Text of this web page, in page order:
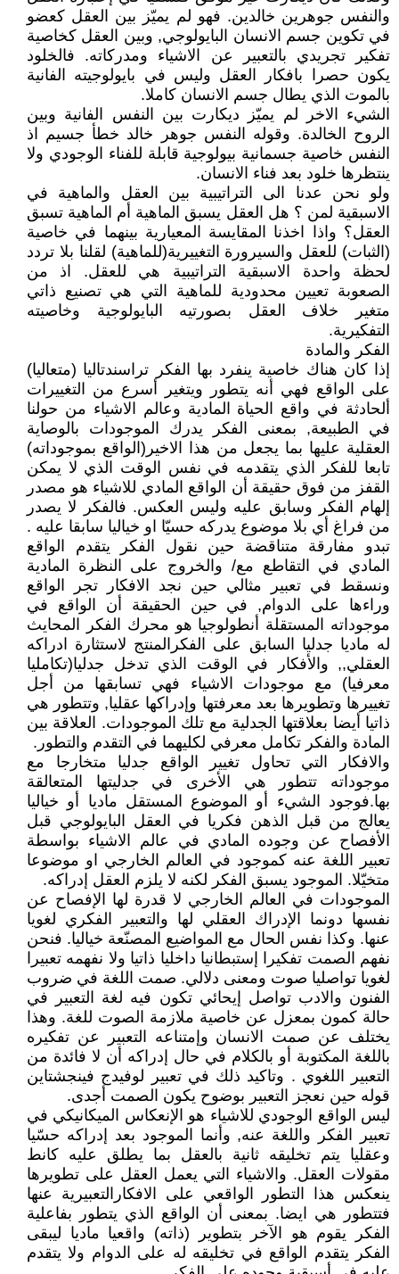
والنفس جوهرين خالدين. فهو لم يميّز بين العقل كعضو
في تكوين جسم الانسان البايولوجي, وبين العقل كخاصية
تفكير تجريدي بالتعبير عن الاشياء ومدركاته. فالخلود
يكون حصرا بافكار العقل وليس في بايولوجيته الفانية
بالموت الذي يطال جسم الانسان كاملا.
الشيء الاخر لم يميّز ديكارت بين النفس الفانية وبين
الروح الخالدة. وقوله النفس جوهر خالد خطأ جسيم اذ
النفس خاصية جسمانية بيولوجية قابلة للفناء الوجودي ولا
ينتظرها خلود بعد فناء الانسان.
ولو نحن عدنا الى التراتيبية بين العقل والماهية في
الاسبقية لمن ؟ هل العقل يسبق الماهية أم الماهية تسبق
العقل؟ واذا اخذنا المقايسة المعيارية بينهما في خاصية
(الثبات) للعقل والسيرورة التغييرية(للماهية) لقلنا بلا تردد
لحظة واحدة الاسبقية التراتيبية هي للعقل. اذ من
الصعوبة تعيين محدودية للماهية التي هي تصنيع ذاتي
متغير خلاف العقل بصورتيه البايولوجية وخاصيته
التفكيرية.
الفكر والمادة
إذا كان هناك خاصية ينفرد بها الفكر تراسندتاليا (متعاليا)
على الواقع فهي أنه يتطور ويتغير أسرع من التغييرات
ألحادثة في واقع الحياة المادية وعالم الاشياء من حولنا
في الطبيعة, بمعنى الفكر يدرك الموجودات بالوصاية
العقلية عليها بما يجعل من هذا الاخير(الواقع بموجوداته)
تابعا للفكر الذي يتقدمه في نفس الوقت الذي لا يمكن
القفز من فوق حقيقة أن الواقع المادي للاشياء هو مصدر
إلهام الفكر وسابق عليه وليس العكس. فالفكر لا يصدر
من فراغ أي بلا موضوع يدركه حسيّا او خياليا سابقا عليه .
تبدو مفارقة متناقضة حين نقول الفكر يتقدم الواقع
المادي في التقاطع مع/ والخروج على النظرة المادية
ونسقط في تعبير مثالي حين نجد الافكار تجر الواقع
وراءها على الدوام, في حين الحقيقة أن الواقع في
موجوداته المستقلة أنطولوجيا هو محرك الفكر المحايث
له ماديا جدليا السابق على الفكرالمنتج لاستثارة ادراكه
العقلي,, والأفكار في الوقت الذي تدخل جدليا(تكامليا
معرفيا) مع موجودات الاشياء فهي تسابقها من أجل
تغييرها وتطويرها بعد معرفتها وإدراكها عقليا, وتتطور هي
ذاتيا أيضا بعلاقتها الجدلية مع تلك الموجودات. العلاقة بين
المادة والفكر تكامل معرفي لكليهما في التقدم والتطور.
والافكار التي تحاول تغيير الواقع جدليا متخارجا مع
موجوداته تتطور هي الأخرى في جدليتها المتعالقة
بها.فوجود الشيء أو الموضوع المستقل ماديا أو خياليا
يعالج من قبل الذهن فكريا في العقل البايولوجي قبل
الأفصاح عن وجوده المادي في عالم الاشياء بواسطة
تعبير اللغة عنه كموجود في العالم الخارجي او موضوعا
متخيّلا. الموجود يسبق الفكر لكنه لا يلزم العقل إدراكه.
الموجودات في العالم الخارجي لا قدرة لها الإفصاح عن
نفسها دونما الإدراك العقلي لها والتعبير الفكري لغويا
عنها. وكذا نفس الحال مع المواضيع المصنّعة خياليا. فنحن
نفهم الصمت تفكيرا إستبطانيا داخليا ذاتيا ولا نفهمه تعبيرا
لغويا تواصليا صوت ومعنى دلالي. صمت اللغة في ضروب
الفنون والادب تواصل إيحائي تكون فيه لغة التعبير في
حالة كمون بمعزل عن خاصية ملازمة الصوت للغة. وهذا
يختلف عن صمت الانسان وإمتناعه التعبير عن تفكيره
باللغة المكتوبة أو بالكلام في حال إدراكه أن لا فائدة من
التعبير اللغوي . وتاكيد ذلك في تعبير لوفيدج فينجشتاين
قوله حين نعجز التعبير بوضوح يكون الصمت أجدى.
ليس الواقع الوجودي للاشياء هو الإنعكاس الميكانيكي في
تعبير الفكر واللغة عنه, وأنما الموجود بعد إدراكه حسّيا
وعقليا يتم تخليقه ثانية بالعقل بما يطلق عليه كانط
مقولات العقل. والاشياء التي يعمل العقل على تطويرها
ينعكس هذا التطور الواقعي على الافكارالتعبيرية عنها
فتتطور هي ايضا. بمعنى أن الواقع الذي يتطور بفاعلية
الفكر يقوم هو الآخر بتطوير (ذاته) واقعيا ماديا ليبقى
الفكر يتقدم الواقع في تخليقه له على الدوام ولا يتقدم